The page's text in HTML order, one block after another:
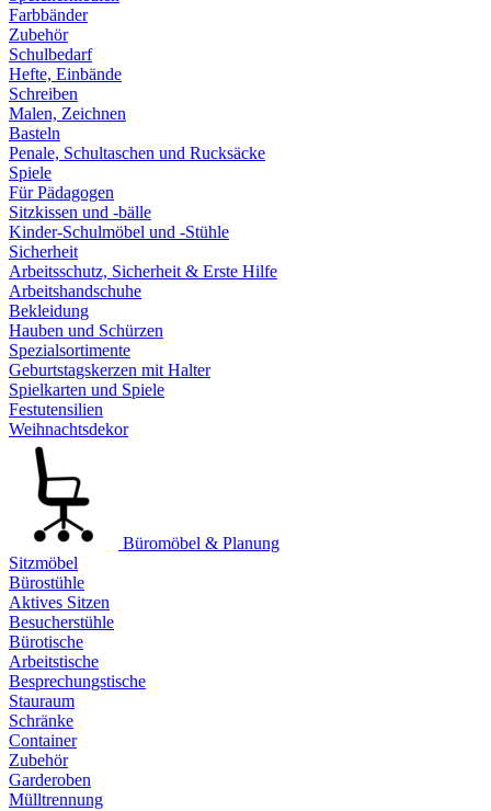
Farbbänder
Zubehör
Schulbedarf
Hefte, Einbände
Schreiben
Malen, Zeichnen
Basteln
Penale, Schultaschen und Rucksäcke
Spiele
Für Pädagogen
Sitzkissen und -bälle
Kinder-Schulmöbel und -Stühle
Sicherheit
Arbeitsschutz, Sicherheit & Erste Hilfe
Arbeitshandschuhe
Bekleidung
Hauben und Schürzen
Spezialsortimente
Geburtstagskerzen mit Halter
Spielkarten und Spiele
Festutensilien
Weihnachtsdekor
Büromöbel & Planung
Sitzmöbel
Bürostühle
Aktives Sitzen
Besucherstühle
Bürotische
Arbeitstische
Besprechungstische
Stauraum
Schränke
Container
Zubehör
Garderoben
Mülltrennung